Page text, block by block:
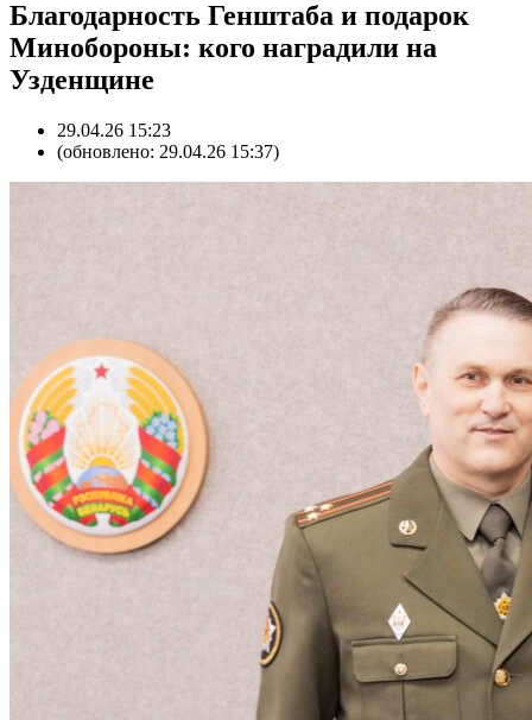
Благодарность Генштаба и подарок
Минобороны: кого наградили на
Узденщине
29.04.26 15:23
(обновлено: 29.04.26 15:37)